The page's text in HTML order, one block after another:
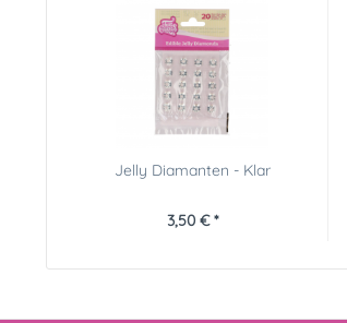
Jelly Diamanten - Klar
3,50 € *